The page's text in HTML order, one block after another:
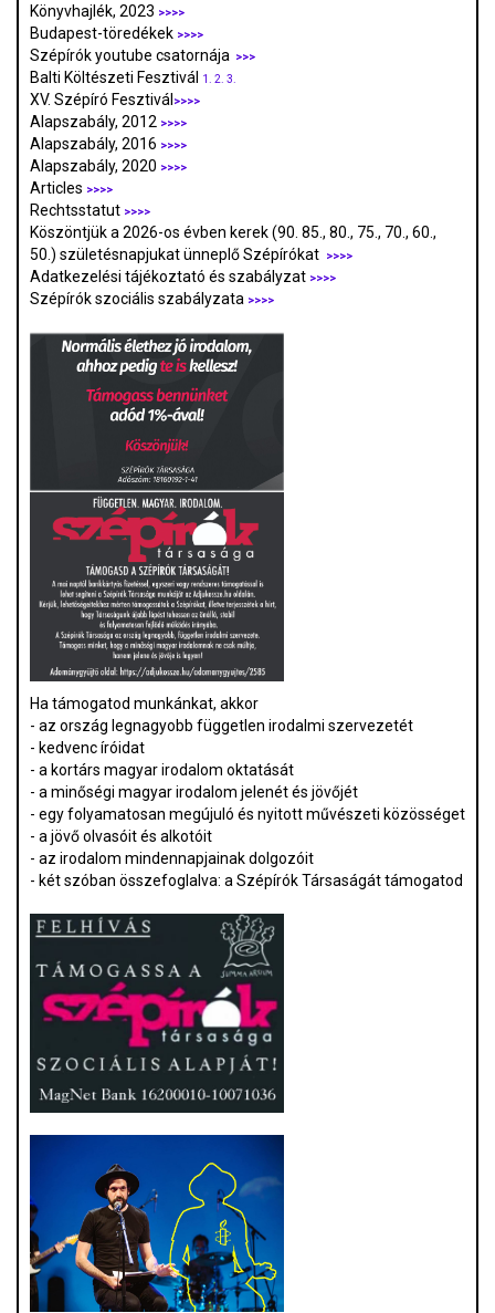
Könyvhajlék, 2023 >>>>
Budapest-töredékek >>>>
Szépírók youtube csatornája >>>
Balti Költészeti Fesztivál 1. 2. 3.
XV. Szépíró Fesztivál >>>>
Alapszabály, 2012 >>>>
Alapszabály, 2016 >>>>
Alapszabály, 2020 >>>>
Articles >>>>
Rechtsstatut >>>>
Köszöntjük a 2026-os évben kerek (90. 85., 80., 75., 70., 60.,
50.) születésnapjukat ünneplő Szépírókat
>>>>
Adatkezelési tájékoztató és szabályzat >>>>
Szépírók szociális szabályzata >>>>
Ha támogatod munkánkat, akkor
- az ország legnagyobb független irodalmi szervezetét
- kedvenc íróidat
- a kortárs magyar irodalom oktatását
- a minőségi magyar irodalom jelenét és jövőjét
- egy folyamatosan megújuló és nyitott művészeti közösséget
- a jövő olvasóit és alkotóit
- az irodalom mindennapjainak dolgozóit
- két szóban összefoglalva: a Szépírók Társaságát támogatod